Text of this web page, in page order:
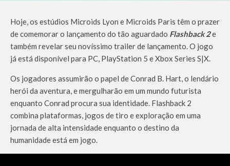
Hoje, os estúdios Microids Lyon e Microids Paris têm o prazer
de comemorar o lançamento do tão aguardado Flashback 2e
também revelar seu novíssimo trailer de lançamento. O jogo
já está disponível para PC, PlayStation 5 e Xbox Series S|X.
Os jogadores assumirão o papel de Conrad B. Hart, o lendário
herói da aventura, e mergulharão em um mundo futurista
enquanto Conrad procura sua identidade. Flashback 2
combina plataformas, jogos de tiro e exploração em uma
jornada de alta intensidade enquanto o destino da
humanidade está em jogo.